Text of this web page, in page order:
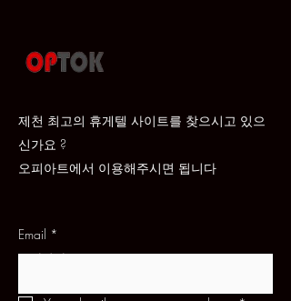
제천 최고의 휴게텔 사이트를 찾으시고 있으
신가요 ?
​오피아트에서 이용해주시면 됩니다
문의하기
Email *